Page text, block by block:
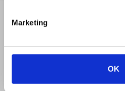
Marketing
OK
Del denne